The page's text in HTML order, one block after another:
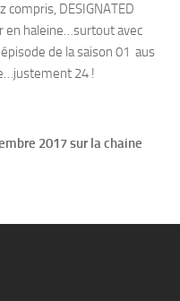
compris, DESIGNATED
en haleine…surtout avec
de la saison 01 aus
24 !
2017 sur la chaine